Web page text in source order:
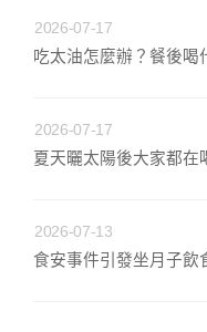
2026-07-17
吃太油怎麼辦？餐後喝
2026-07-17
夏天曬太陽後大家都在
2026-07-13
食安事件引發坐月子飲